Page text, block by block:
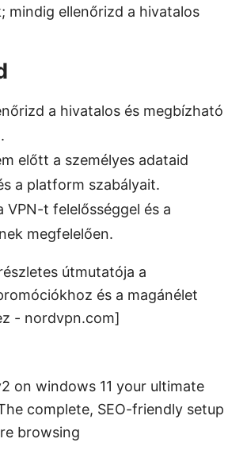
mindig ellenőrizd a hivatalos
a hivatalos és megbízható
előtt a személyes adataid
a platform szabályait.
VPN-t felelősséggel és a
megfelelően.
útmutatója a
és a magánélet
- nordvpn.com]
on windows 11 your ultimate
complete, SEO-friendly setup
browsing